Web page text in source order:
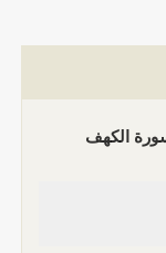
الكهف